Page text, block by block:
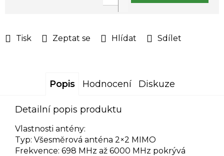
Tisk Zeptat se Hlídat Sdílet
Popis Hodnocení Diskuze
Detailní popis produktu
Vlastnosti antény:
Typ: Všesměrová anténa 2×2 MIMO
Frekvence: 698 MHz až 6000 MHz pokrývá